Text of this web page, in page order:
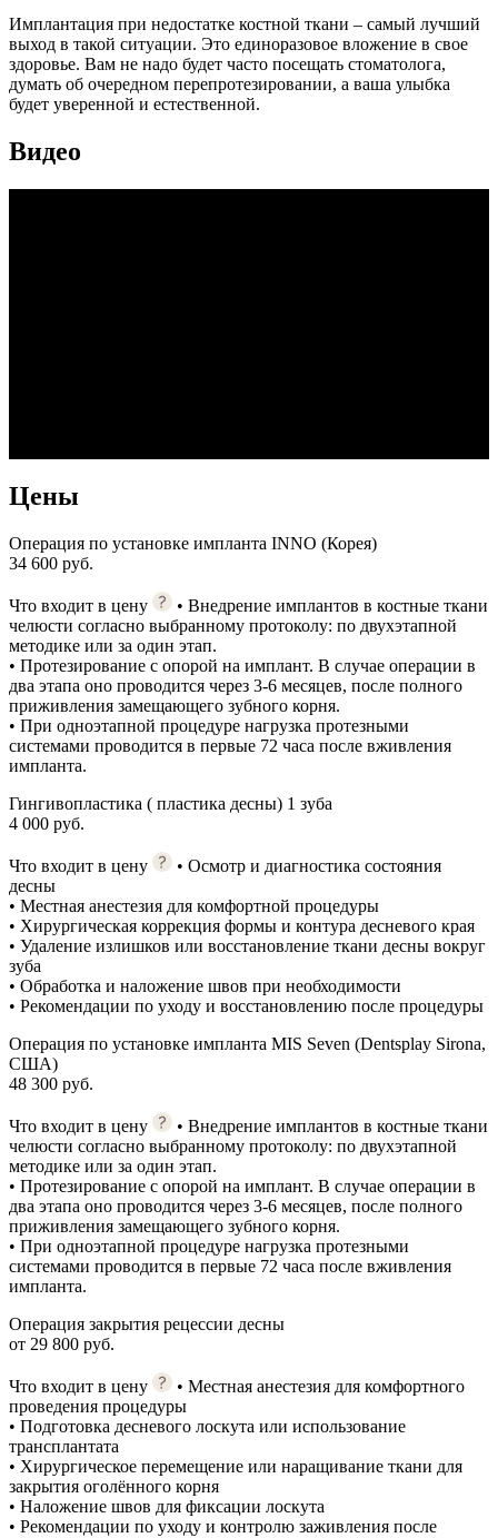
Имплантация при недостатке костной ткани – самый лучший
выход в такой ситуации. Это единоразовое вложение в свое
здоровье. Вам не надо будет часто посещать стоматолога,
думать об очередном перепротезировании, а ваша улыбка
будет уверенной и естественной.
Видео
Цены
Операция по установке импланта INNO (Корея)
34 600 руб.
Что входит в цену
• Внедрение имплантов в костные ткани
челюсти согласно выбранному протоколу: по двухэтапной
методике или за один этап.
• Протезирование с опорой на имплант. В случае операции в
два этапа оно проводится через 3-6 месяцев, после полного
приживления замещающего зубного корня.
• При одноэтапной процедуре нагрузка протезными
системами проводится в первые 72 часа после вживления
импланта.
Гингивопластика ( пластика десны) 1 зуба
4 000 руб.
Что входит в цену
• Осмотр и диагностика состояния
десны
• Местная анестезия для комфортной процедуры
• Хирургическая коррекция формы и контура десневого края
• Удаление излишков или восстановление ткани десны вокруг
зуба
• Обработка и наложение швов при необходимости
• Рекомендации по уходу и восстановлению после процедуры
Операция по установке импланта MIS Seven (Dentsplay Sirona,
США)
48 300 руб.
Что входит в цену
• Внедрение имплантов в костные ткани
челюсти согласно выбранному протоколу: по двухэтапной
методике или за один этап.
• Протезирование с опорой на имплант. В случае операции в
два этапа оно проводится через 3-6 месяцев, после полного
приживления замещающего зубного корня.
• При одноэтапной процедуре нагрузка протезными
системами проводится в первые 72 часа после вживления
импланта.
Операция закрытия рецессии десны
от 29 800 руб.
Что входит в цену
• Местная анестезия для комфортного
проведения процедуры
• Подготовка десневого лоскута или использование
трансплантата
• Хирургическое перемещение или наращивание ткани для
закрытия оголённого корня
• Наложение швов для фиксации лоскута
• Рекомендации по уходу и контролю заживления после